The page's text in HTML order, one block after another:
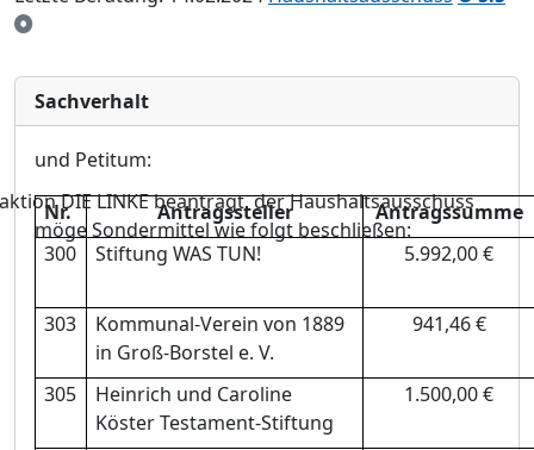
Sachverhalt
und Petitum:
DIE LINKE beantragt, der Haushaltsausschuss
möge Sondermittel wie folgt beschließen:
Nr. Antragssteller
Antragssumme
300
Stiftung WAS TUN! 5.992,00 €
303
Kommunal-Verein von 1889
in Groß-Borstel e. V.
941,46 €
305
Heinrich und Caroline
Köster Testament-Stiftung
1.500,00 €